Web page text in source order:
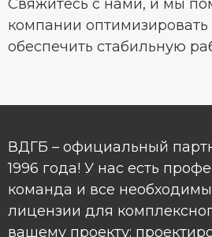
Свяжитесь с нами, и мы
компании
обеспечить стабильную
ВДГБ – официальный
1996 года! У нас есть
команда и все
лицензии для
вашему проекту: